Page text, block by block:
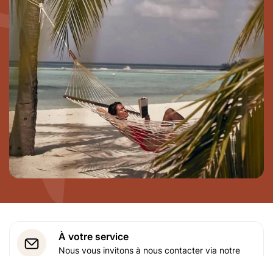
À votre service
Nous vous invitons à nous contacter via notre